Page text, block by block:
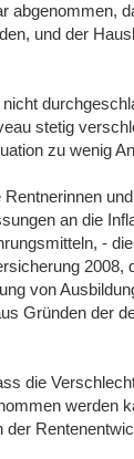
abgenommen,
und der
stetig
zu wenig
an die
-
2008,
von
Gründen der
die
werden
der